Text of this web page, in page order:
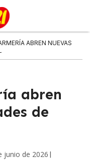
ABREN NUEVAS
abren
de
junio de 2026